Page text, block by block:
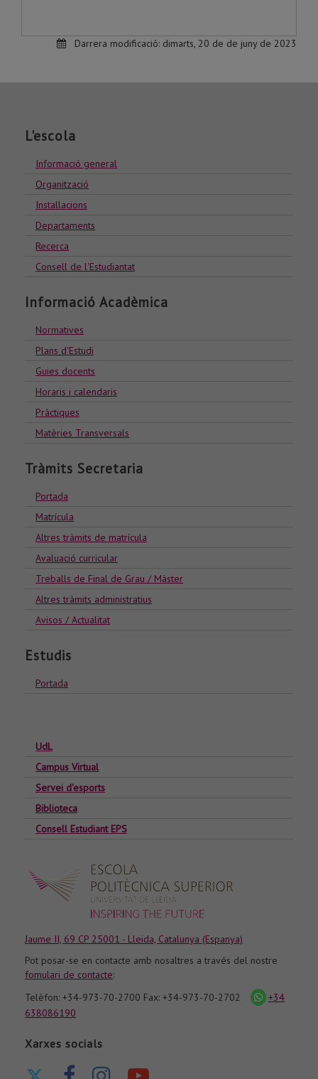
Darrera modificació: dimarts, 20 de de juny de 2023
L'escola
Informació general
Organització
Installacions
Departaments
Recerca
Consell de l'Estudiantat
Informació Acadèmica
Normatives
Plans d'Estudi
Guies docents
Horaris i calendaris
Pràctiques
Matèries Transversals
Tràmits Secretaria
Portada
Matrícula
Altres tràmits de matrícula
Avaluació curricular
Treballs de Final de Grau / Màster
Altres tràmits administratius
Avisos / Actualitat
Estudis
Portada
UdL
Campus Virtual
Servei d'esports
Biblioteca
Consell Estudiant EPS
Jaume II, 69 CP 25001 - Lleida, Catalunya (Espanya)
Pot posar-se en contacte amb nosaltres a través del nostre
fomulari de contacte:
Telèfon: +34-973-70-2700 Fax: +34-973-70-2702
icona
whatsapp
+34
638086190
Xarxes socials
Nuestro